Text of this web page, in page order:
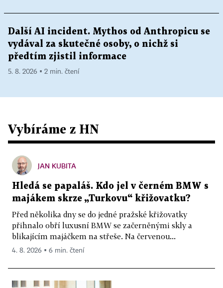
Další AI incident. Mythos od Anthropicu se
vydával za skutečné osoby, o nichž si
předtím zjistil informace
5. 8. 2026 ▪ 2 min. čtení
Vybíráme z HN
JAN KUBITA
Hledá se papaláš. Kdo jel v černém BMW s
majákem skrze „Turkovu“ křižovatku?
Před několika dny se do jedné pražské křižovatky
přihnalo obří luxusní BMW se začerněnými skly a
blikajícím majáčkem na střeše. Na červenou...
4. 8. 2026 ▪ 6 min. čtení